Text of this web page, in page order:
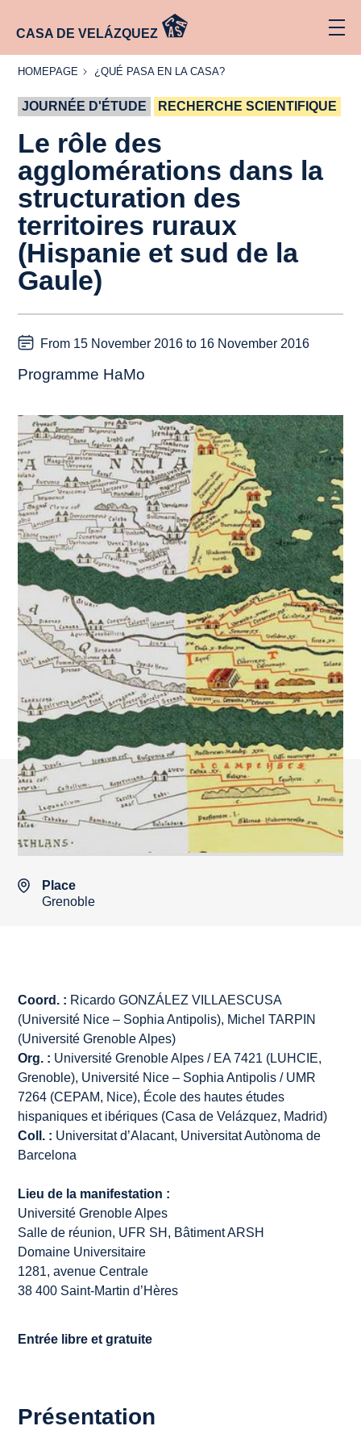
CASA DE VELÁZQUEZ
HOMEPAGE
HOMEPAGE
¿QUÉ
CASA?
¿QUÉ PASA EN LA CASA?
JOURNÉE D'ÉTUDE RECHERCHE SCIENTIFIQUE
Le rôle des
agglomérations dans la
structuration des
territoires ruraux
(Hispanie et sud de la
Gaule)
From 15 November 2016 to 16 November 2016
Programme HaMo
Place
Grenoble
Coord. : Ricardo GONZÁLEZ VILLAESCUSA
(Université Nice – Sophia Antipolis), Michel TARPIN
(Université Grenoble Alpes)
Org. : Université Grenoble Alpes / EA 7421 (LUHCIE,
Grenoble), Université Nice – Sophia Antipolis / UMR
7264 (CEPAM, Nice), École des hautes études
hispaniques et ibériques (Casa de Velázquez, Madrid)
Coll. : Universitat d’Alacant, Universitat Autònoma de
Barcelona
Lieu de la manifestation :
Université Grenoble Alpes
Salle de réunion, UFR SH, Bâtiment ARSH
Domaine Universitaire
1281, avenue Centrale
38 400 Saint-Martin d’Hères
Entrée libre et gratuite
Présentation